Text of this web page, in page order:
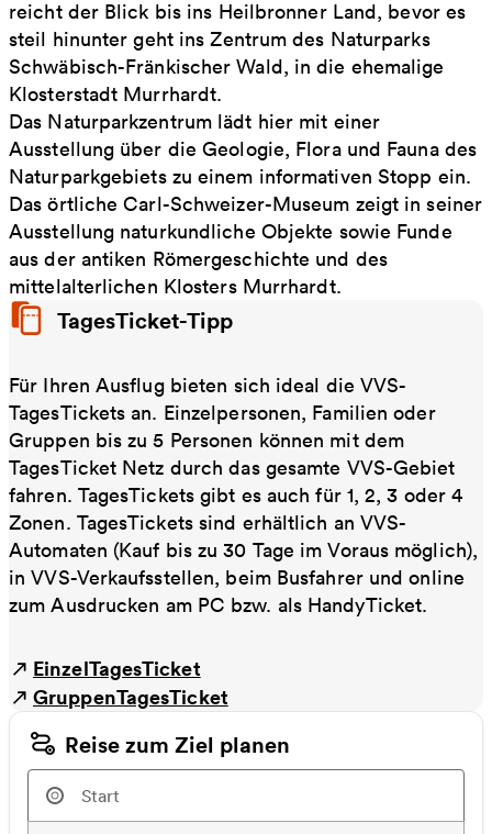
reicht der Blick bis ins Heilbronner Land, bevor es
steil hinunter geht ins Zentrum des Naturparks
Schwäbisch-Fränkischer Wald, in die ehemalige
Klosterstadt Murrhardt.
Das Naturparkzentrum lädt hier mit einer
Ausstellung über die Geologie, Flora und Fauna des
Naturparkgebiets zu einem informativen Stopp ein.
Das örtliche Carl-Schweizer-Museum zeigt in seiner
Ausstellung naturkundliche Objekte sowie Funde
aus der antiken Römergeschichte und des
mittelalterlichen Klosters Murrhardt.
TagesTicket-Tipp
Für Ihren Ausflug bieten sich ideal die VVS-
TagesTickets an. Einzelpersonen, Familien oder
Gruppen bis zu 5 Personen können mit dem
TagesTicket Netz durch das gesamte VVS-Gebiet
fahren. TagesTickets gibt es auch für 1, 2, 3 oder 4
Zonen. TagesTickets sind erhältlich an VVS-
Automaten (Kauf bis zu 30 Tage im Voraus möglich),
in VVS-Verkaufsstellen, beim Busfahrer und online
zum Ausdrucken am PC bzw. als HandyTicket.
EinzelTagesTicket
GruppenTagesTicket
Reise zum Ziel planen